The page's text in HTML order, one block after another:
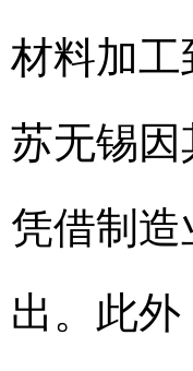
材料加
苏无锡因
凭借制
出。此